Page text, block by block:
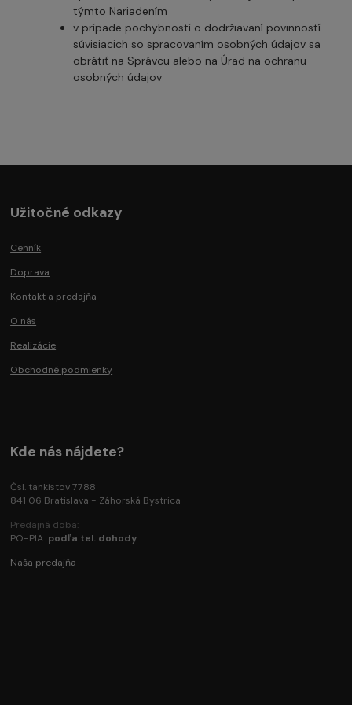
týmto Nariadením
v prípade pochybností o dodržiavaní povinností
súvisiacich so spracovaním osobných údajov sa
obrátiť na Správcu alebo na Úrad na ochranu
osobných údajov
Užitočné odkazy
Cenník
Doprava
Kontakt a predajňa
O nás
Realizácie
Obchodné podmienky
Kde nás nájdete?
Čsl. tankistov 7788
841 06 Bratislava - Záhorská Bystrica
Predajná doba:
PO-PIA podľa tel. dohody
Naša predajňa